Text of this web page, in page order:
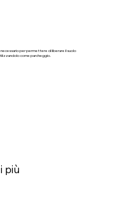
per permettere di liberare il suolo
come parcheggio.
più